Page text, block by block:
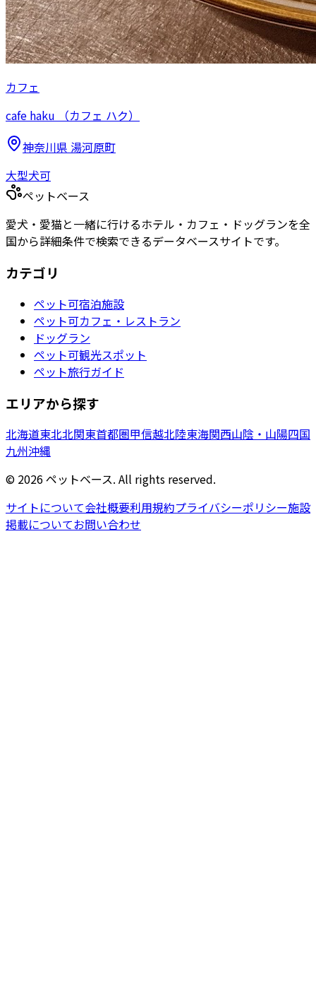
カフェ
cafe haku （カフェ ハク）
神奈川県 湯河原町
大型犬可
ペットベース
愛犬・愛猫と一緒に行けるホテル・カフェ・ドッグランを全
国から詳細条件で検索できるデータベースサイトです。
カテゴリ
ペット可宿泊施設
ペット可カフェ・レストラン
ドッグラン
ペット可観光スポット
ペット旅行ガイド
エリアから探す
北海道東北北関東首都圏甲信越北陸東海関西山陰・山陽四国
九州沖縄
© 2026ペットベース. All rights reserved.
サイトについて会社概要利用規約プライバシーポリシー施設
掲載についてお問い合わせ